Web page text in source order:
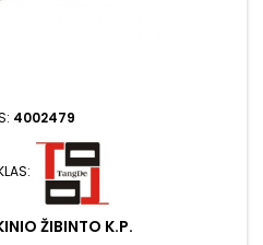
4002479
ŽIBINTO K.P.